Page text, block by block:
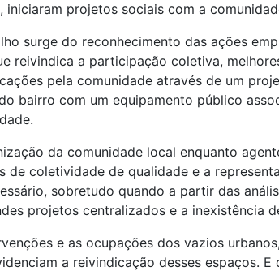
iniciaram projetos sociais com a
surge do reconhecimento das ações
reivindica a participação coletiva,
pela comunidade através de um
bairro com um equipamento público
da comunidade local enquanto
de coletividade de qualidade e a
sobretudo quando a partir das
projetos centralizados e a inexistência
e as ocupações dos vazios
a reivindicação desses espaços.